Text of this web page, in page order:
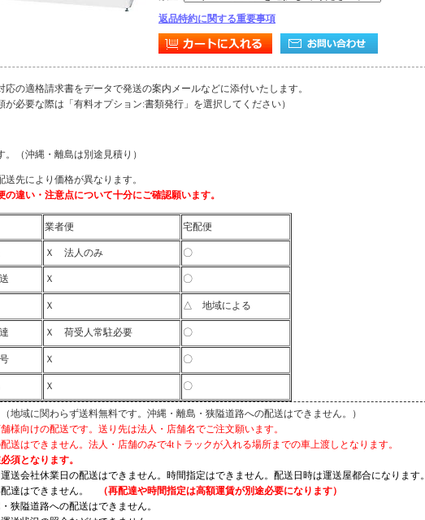
返品特約に関する重要事項
応の適格請求書をデータで発送の案内メールなどに添付いたします。
必要な際は「有料オプション:書類発行」を選択してください）
。（沖縄・離島は別途見積り ）
送先により価格が異なります。
の違い・注意点について十分にご確認願います。
業者便 宅配便
Ｘ 法人のみ 〇
Ｘ 〇
Ｘ △ 地域による
Ｘ 荷受人常駐必要 〇
Ｘ 〇
Ｘ 〇
地域に関わらず送料無料です。沖縄・離島・狭隘道路への配送はできません。）
様向けの配送です。送り先は法人・店舗名でご注文願います。
送はできません。法人・店舗のみで4tトラックが入れる場所までの車上渡しとなります。
須となります。
送会社休業日の配送はできません。時間指定はできません。配送日時は運送屋都合になります。
達はできません。
（再配達や時間指定は高額運賃が別途必要になります）
狭隘道路への配送はできません。